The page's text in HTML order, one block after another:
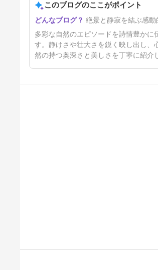
ちいさなゲリラ募集
3日前
このブログのここがポイント
絶景と静寂を結ぶ感動
多彩な自然のエピソードを詩情豊かに
す。静けさや壮大さを鋭く映し出し、
然の持つ奥深さと美しさを丁寧に紹介